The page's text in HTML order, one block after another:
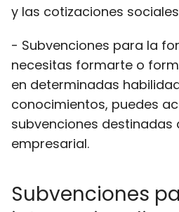
y las cotizaciones
- Subvenciones para la
necesitas formarte o
en determinadas
conocimientos, puedes
subvenciones destinadas
empresarial.
Subvenciones